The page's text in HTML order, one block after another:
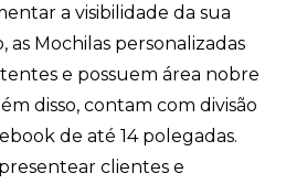
a visibilidade da sua
as Mochilas personalizadas
e possuem área nobre
disso, contam com divisão
de até 14 polegadas.
clientes e